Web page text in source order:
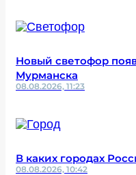
Новый светофор
Мурманска
08.08.2026, 11:23
В каких городах
08.08.2026, 10:42